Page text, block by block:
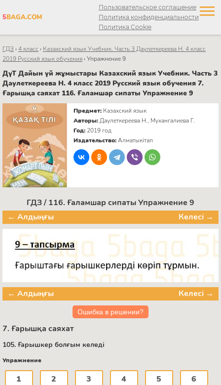
5BAGA.COM
Пользовательское соглашение
Политика конфиденциальности
Политика Cookie
ГДЗ ›4 класс › Казахский язык Учебник. Часть 3 Даулеткереева Н. 4 класс
2019 Русский язык обучения›Упражнение 9
ДүТ Дайын үй жұмыстары Казахский язык Учебник. Часть 3
Даулеткереева Н. 4 класс 2019 Русский язык обучения 7.
Ғарышқа саяхат 116. Ғаламшар сипаты Упражнение 9
Предмет: Казахский язык
Авторы:Даулеткереева Н., Мухангалиева Г.
Год: 2019 год
Издательство:Алматыкітап
ГДЗ / 116. Ғаламшар сипаты Упражнение 9
← Алдыңғы
Келесі →
← Алдыңғы Келесі →
Ошибка в решении?
7. Ғарышқа саяхат
105. Ғарышкер болғым келеді
Упражнение
1 2 3 4 5 6